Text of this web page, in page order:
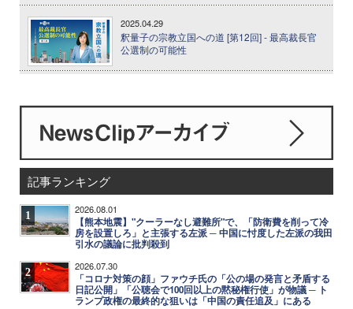
2025.04.29
釈量子の宗教立国への道 [第12回] - 最高裁長官
公選制の可能性
記事ランキング
1 2026.08.01
【熊本地震】"クーラーなし避難所"で、「防衛費を削って冷
房を設置しろ」と主張する左派 ─ 中国に忖度した左派の我田
引水の議論に批判殺到
2 2026.07.30
「コロナ対策の顔」ファウチ氏の「公の場の発言と矛盾する
日記公開」「公聴会で100回以上の黙秘権行使」が物議 ─ ト
ランプ政権の最終的な狙いは「中国の責任追及」にある